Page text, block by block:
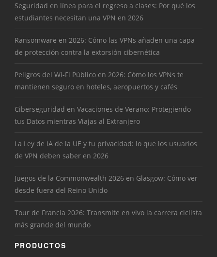
Seguridad en línea para el regreso a clases: Por qué los
estudiantes necesitan una VPN en 2026
Ransomware en 2026: Cómo las VPNs añaden una capa
de protección contra la extorsión cibernética
Peligros del Wi-Fi Público en 2026: Cómo los VPNs te
mantienen seguro en hoteles, aeropuertos y cafés
Ciberseguridad en Vacaciones de Verano: Protegiendo
tus Datos mientras Viajas al Extranjero
La Ley de IA de la UE y tu privacidad: lo que los usuarios
de VPN deben saber en 2026
Juegos de la Commonwealth 2026 en Glasgow: Cómo ver
desde fuera del Reino Unido
Tour de Francia 2026: Transmite en vivo la carrera ciclista
más grande del mundo
PRODUCTOS